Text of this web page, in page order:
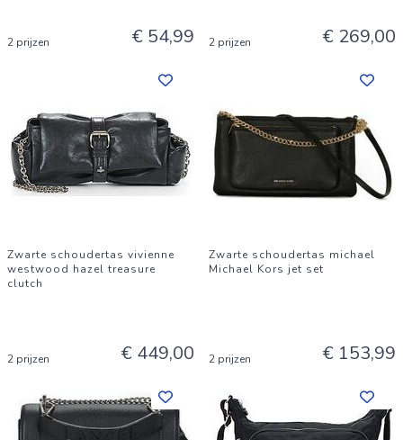
2 prijzen € 54,99 2 prijzen € 269,00
Zwarte schoudertas vivienne
westwood hazel treasure
clutch
2 prijzen € 449,00
Zwarte schoudertas michael
Michael Kors jet set
2 prijzen € 153,99